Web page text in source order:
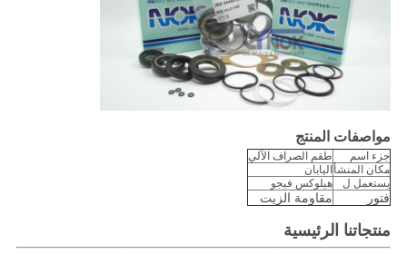
مواصفات المنتج
جزء اسم
طقم الصراف الآلي
مكان المنشأ اليابان
يستعمل ل
هيلوكس فيجو
فتور مقاومة الزيت
منتجاتنا الرئيسية